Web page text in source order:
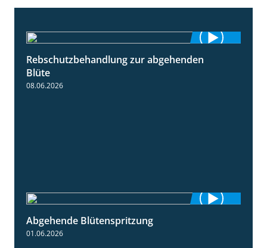
3:06
Rebschutzbehandlung zur abgehenden
Blüte
08.06.2026
Abgehende Blütenspritzung
01.06.2026